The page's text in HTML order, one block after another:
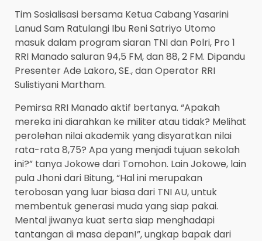
Tim Sosialisasi bersama Ketua Cabang Yasarini
Lanud Sam Ratulangi Ibu Reni Satriyo Utomo
masuk dalam program siaran TNI dan Polri, Pro 1
RRI Manado saluran 94,5 FM, dan 88, 2 FM. Dipandu
Presenter Ade Lakoro, SE., dan Operator RRI
Sulistiyani Martham.
Pemirsa RRI Manado aktif bertanya. “Apakah
mereka ini diarahkan ke militer atau tidak? Melihat
perolehan nilai akademik yang disyaratkan nilai
rata-rata 8,75? Apa yang menjadi tujuan sekolah
ini?” tanya Jokowe dari Tomohon. Lain Jokowe, lain
pula Jhoni dari Bitung, “Hal ini merupakan
terobosan yang luar biasa dari TNI AU, untuk
membentuk generasi muda yang siap pakai.
Mental jiwanya kuat serta siap menghadapi
tantangan di masa depan!”, ungkap bapak dari